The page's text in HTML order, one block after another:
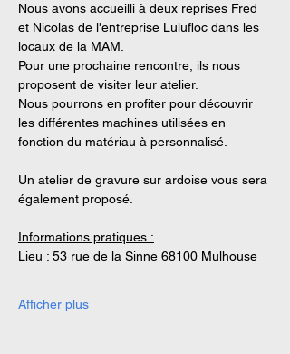
Nous avons accueilli à deux reprises Fred
et Nicolas de l'entreprise Lulufloc dans les
locaux de la MAM.
Pour une prochaine rencontre, ils nous
proposent de visiter leur atelier.
Nous pourrons en profiter pour découvrir
les différentes machines utilisées en
fonction du matériau à personnalisé.
Un atelier de gravure sur ardoise vous sera
également proposé.
Informations pratiques :
Lieu : 53 rue de la Sinne 68100 Mulhouse
Afficher plus